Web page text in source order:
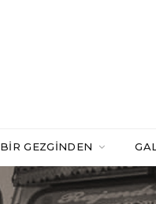
BIR GEZGINDEN